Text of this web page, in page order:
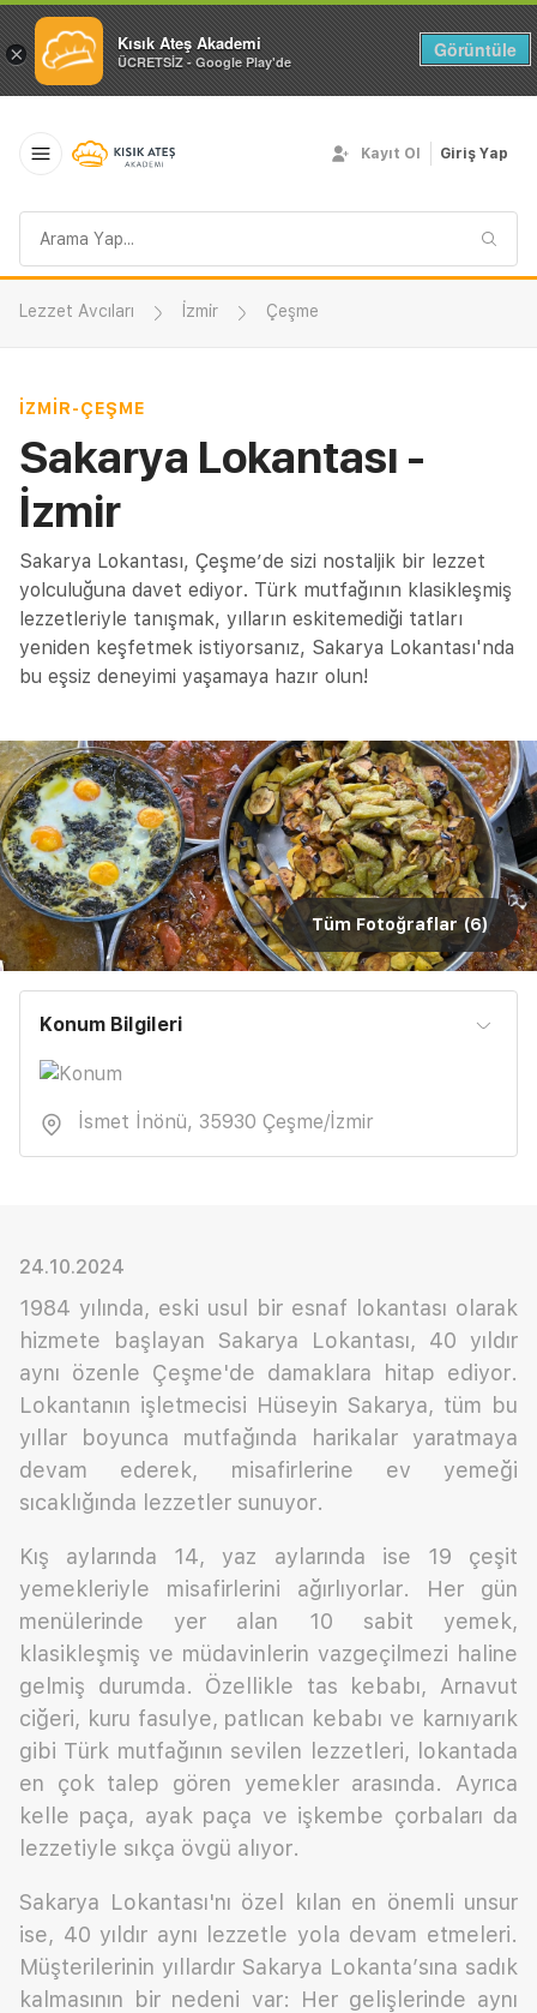
× Kısık Ateş Akademi
ÜCRETSİZ - Google Play'de
Görüntüle
sorgusu
Kayıt Ol Giriş Yap
Lezzet Avcıları İzmir Çeşme
İZMIR-ÇEŞME
Sakarya Lokantası -
İzmir
Sakarya Lokantası, Çeşme’de sizi nostaljik bir lezzet
yolculuğuna davet ediyor. Türk mutfağının klasikleşmiş
lezzetleriyle tanışmak, yılların eskitemediği tatları
yeniden keşfetmek istiyorsanız, Sakarya Lokantası'nda
bu eşsiz deneyimi yaşamaya hazır olun!
Tüm Fotoğraflar (6)
Konum Bilgileri
İsmet İnönü, 35930 Çeşme/İzmir
24.10.2024
1984 yılında, eski usul bir esnaf lokantası olarak
hizmete başlayan Sakarya Lokantası, 40 yıldır
aynı özenle Çeşme'de damaklara hitap ediyor.
Lokantanın işletmecisi Hüseyin Sakarya, tüm bu
yıllar boyunca mutfağında harikalar yaratmaya
devam ederek, misafirlerine ev yemeği
sıcaklığında lezzetler sunuyor.
Kış aylarında 14, yaz aylarında ise 19 çeşit
yemekleriyle misafirlerini ağırlıyorlar. Her gün
menülerinde yer alan 10 sabit yemek,
klasikleşmiş ve müdavinlerin vazgeçilmezi haline
gelmiş durumda. Özellikle tas kebabı, Arnavut
ciğeri, kuru fasulye, patlıcan kebabı ve karnıyarık
gibi Türk mutfağının sevilen lezzetleri, lokantada
en çok talep gören yemekler arasında. Ayrıca
kelle paça, ayak paça ve işkembe çorbaları da
lezzetiyle sıkça övgü alıyor.
Sakarya Lokantası'nı özel kılan en önemli unsur
ise, 40 yıldır aynı lezzetle yola devam etmeleri.
Müşterilerinin yıllardır Sakarya Lokanta’sına sadık
kalmasının bir nedeni var: Her gelişlerinde aynı